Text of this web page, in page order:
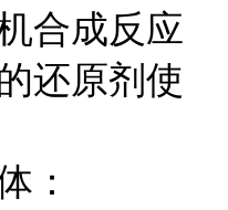
合成反应
还原剂使
：